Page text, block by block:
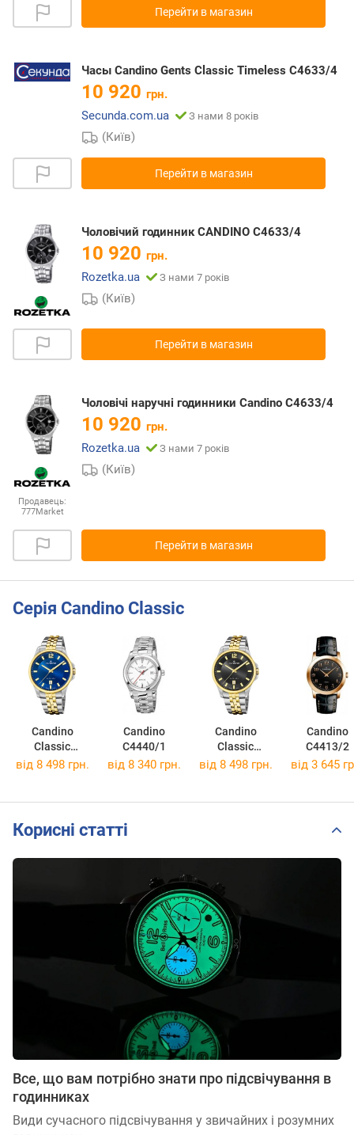
Перейти в магазин
Часы Candino Gents Classic Timeless C4633/4
10 920 грн.
Secunda.com.ua
З нами 8 років
(Київ)
Перейти в магазин
Чоловічий годинник CANDINO C4633/4
10 920 грн.
Rozetka.ua
З нами 7 років
(Київ)
Перейти в магазин
Продавець:
777Market
Чоловічі наручні годинники Candino C4633/4
10 920 грн.
Rozetka.ua
З нами 7 років
(Київ)
Перейти в магазин
Серія Candino Classic
Candino
Classic
C4765/2
Candino
C4440/1
Candino
Classic
C4765/4
Candino
C4413/2
від 8 498 грн. від 8 340 грн. від 8 498 грн. від 3 645
Корисні статті
Все, що вам потрібно знати про підсвічування в
годинниках
Види сучасного підсвічування у звичайних і розумних